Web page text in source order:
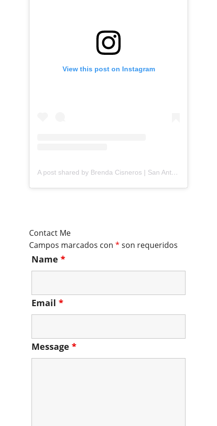
View this post on Instagram
A post shared by Brenda Cisneros | San Antonio Content Creator (@mejorandomihogar)
Contact Me
Campos marcados con * son requeridos
Name *
Email *
Message *